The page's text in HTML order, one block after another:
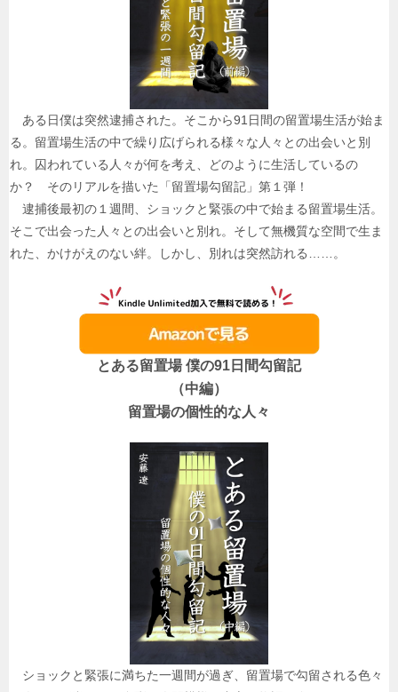
ある日僕は突然逮捕された。そこから91日間の留置場生活が始ま
る。留置場生活の中で繰り広げられる様々な人々との出会いと別
れ。囚われている人々が何を考え、どのように生活しているの
か？ そのリアルを描いた「留置場勾留記」第１弾！
逮捕後最初の１週間、ショックと緊張の中で始まる留置場生活。
そこで出会った人々との出会いと別れ。そして無機質な空間で生ま
れた、かけがえのない絆。しかし、別れは突然訪れる……。
とある留置場 僕の91日間勾留記
（中編）
留置場の個性的な人々
ショックと緊張に満ちた一週間が過ぎ、留置場で勾留される色々